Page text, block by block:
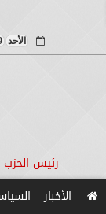
الأحد
رئيس الحزب
الأخبار